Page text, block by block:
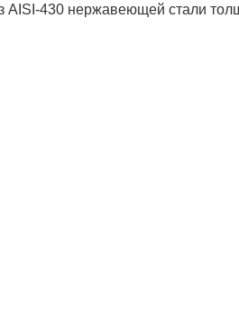
AISI-430 нержавеющей стали